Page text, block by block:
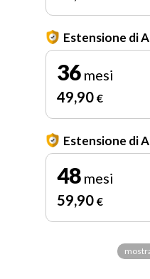
Estensione di
36 mesi
49,90 €
Estensione di
48 mesi
59,90 €